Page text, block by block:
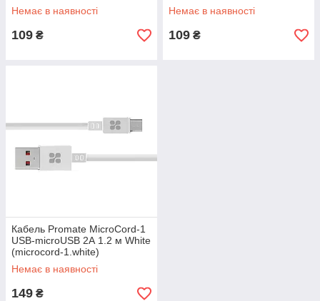
Немає в наявності
109 ₴
Немає в наявності
109 ₴
Кабель Promate MicroCord-1
USB-microUSB 2А 1.2 м White
(microcord-1.white)
Немає в наявності
149 ₴